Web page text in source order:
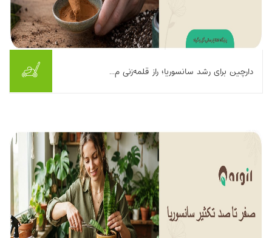
آیا واقعاً می‌شود با یک قاشق‌ چای ‌خوری دارچین، قلمه سانسوریای
بیشتر بخوانیم ...
دارچین برای رشد سانسوریا؛ راز قلمه‌زنی م...